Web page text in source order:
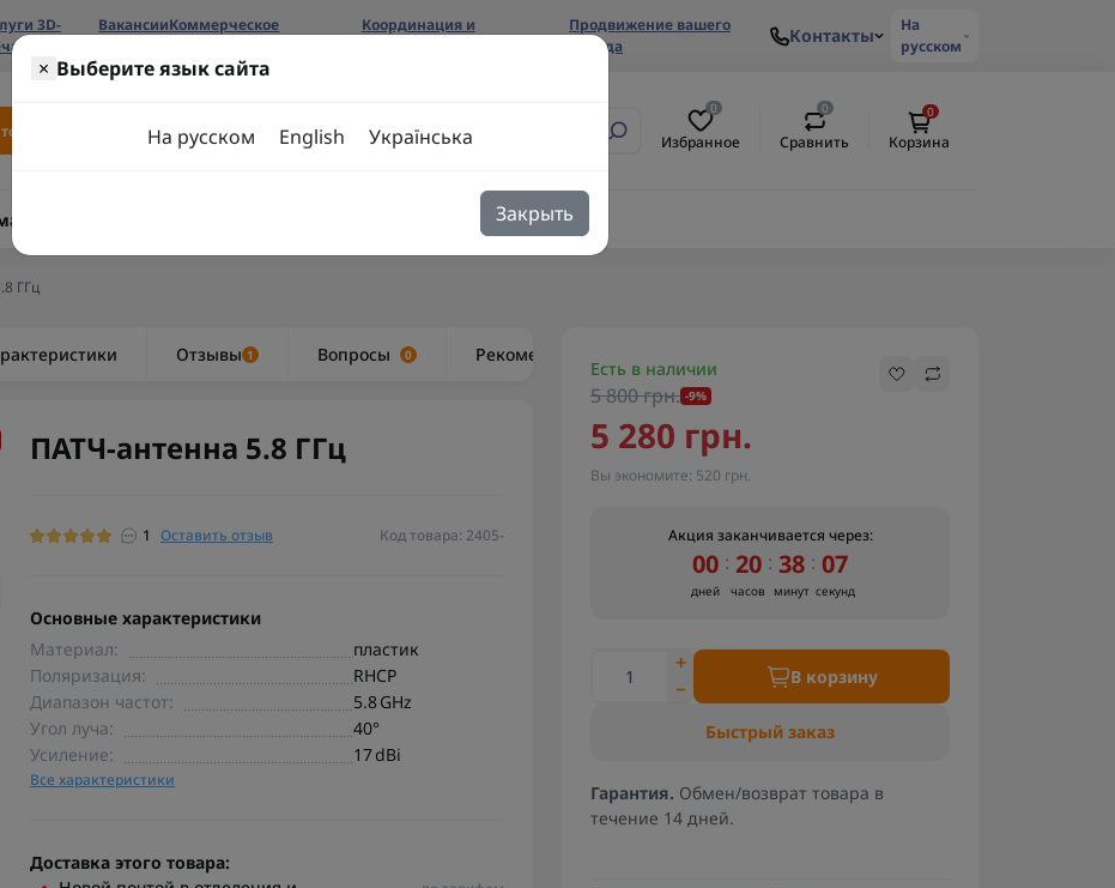
3D-
ВакансииКоммерческое
Координация и
Продвижение вашего
бренда
Контакты
На
русском
0
Избранное
0
Сравнить
0
Корзина
ГГц
× Выберите язык сайта
На русском English Українська
Закрыть
Отзывы 1 Вопросы 0 Рекомендуем
ПАТЧ-антенна 5.8 ГГц
1 Оставить отзыв Код товара: 2405-
Есть в наличии
5 800 грн. -9%
5 280 грн.
Вы экономите: 520 грн.
Акция заканчивается через:
00
дней
: 20
часов
: 38
минут
: 06
секунд
В корзину
Быстрый заказ
Гарантия. Обмен/возврат товара в
течение 14 дней.
Основные характеристики
Материал:
пластик
Поляризация:
RHCP
Диапазон частот:
5.8 GHz
Угол луча:
40°
Усиление:
17 dBi
Все характеристики
Доставка этого товара: